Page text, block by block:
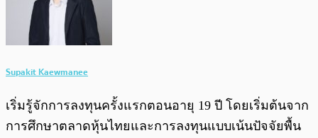
Supakit Kaewmanee
เริ่มรู้จักการลงทุนครั้งแรกตอนอายุ 19 ปี โดยเริ่มต้นจาก
การศึกษาตลาดหุ้นไทยและการลงทุนแบบเน้นปัจจัยพื้น